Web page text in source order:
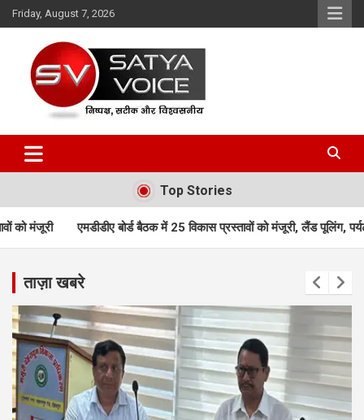
Skip
to
Friday, August 7, 2026
Satya Voice
Top Stories
बोर्ड बैठक में 25 विकास प्रस्तावों को मंजूरी, लैंड पूलिंग, पर्यटन, होटल, औद्योगिक
ताज़ा खबरे